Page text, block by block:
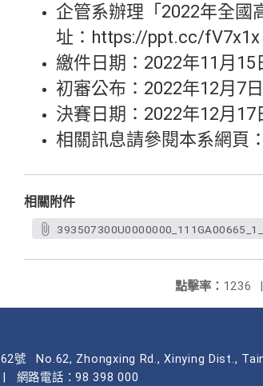
企管系辦理「2022年全國
址：https://ppt.cc/fV7x1x
繳件日期：2022年11月
初審公布：2022年12月7
決賽日期：2022年12月17
相關訊息請參閱本系網頁
相關附件
點擊率： 1236 |
號
No.62, Zhongxing Rd., Xinying Dist.,
網路電話：98 398 000